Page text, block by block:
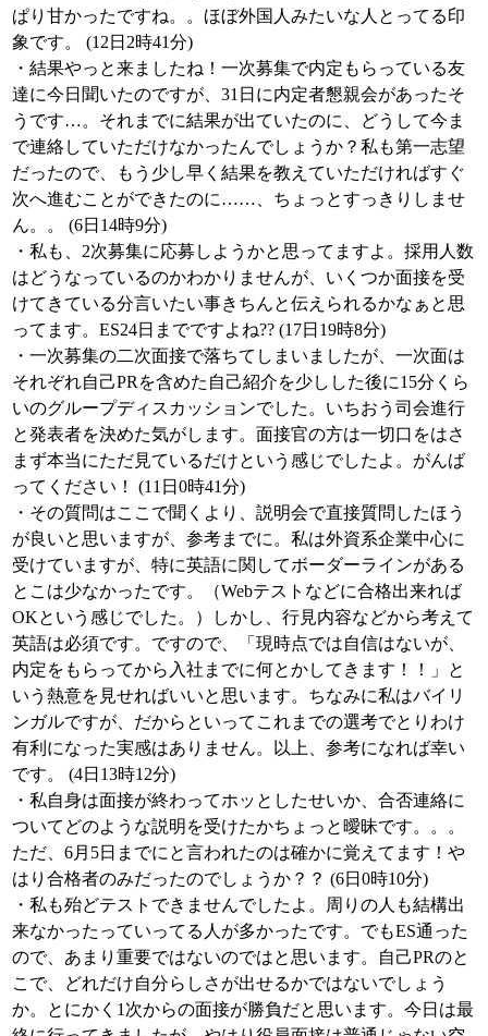
ぱり甘かったですね。。ほぼ外国人みたいな人とってる印
象です。 (12日2時41分)
・結果やっと来ましたね！一次募集で内定もらっている友
達に今日聞いたのですが、31日に内定者懇親会があったそ
うです…。それまでに結果が出ていたのに、どうして今ま
で連絡していただけなかったんでしょうか？私も第一志望
だったので、もう少し早く結果を教えていただければすぐ
次へ進むことができたのに……、ちょっとすっきりしませ
ん。。 (6日14時9分)
・私も、2次募集に応募しようかと思ってますよ。採用人数
はどうなっているのかわかりませんが、いくつか面接を受
けてきている分言いたい事きちんと伝えられるかなぁと思
ってます。ES24日までですよね?? (17日19時8分)
・一次募集の二次面接で落ちてしまいましたが、一次面は
それぞれ自己PRを含めた自己紹介を少しした後に15分くら
いのグループディスカッションでした。いちおう司会進行
と発表者を決めた気がします。面接官の方は一切口をはさ
まず本当にただ見ているだけという感じでしたよ。がんば
ってください！ (11日0時41分)
・その質問はここで聞くより、説明会で直接質問したほう
が良いと思いますが、参考までに。私は外資系企業中心に
受けていますが、特に英語に関してボーダーラインがある
とこは少なかったです。（Webテストなどに合格出来れば
OKという感じでした。）しかし、行見内容などから考えて
英語は必須です。ですので、「現時点では自信はないが、
内定をもらってから入社までに何とかしてきます！！」と
いう熱意を見せればいいと思います。ちなみに私はバイリ
ンガルですが、だからといってこれまでの選考でとりわけ
有利になった実感はありません。以上、参考になれば幸い
です。 (4日13時12分)
・私自身は面接が終わってホッとしたせいか、合否連絡に
ついてどのような説明を受けたかちょっと曖昧です。。。
ただ、6月5日までにと言われたのは確かに覚えてます！や
はり合格者のみだったのでしょうか？？ (6日0時10分)
・私も殆どテストできませんでしたよ。周りの人も結構出
来なかったっていってる人が多かったです。でもES通った
ので、あまり重要ではないのではと思います。自己PRのと
こで、どれだけ自分らしさが出せるかではないでしょう
か。とにかく1次からの面接が勝負だと思います。今日は最